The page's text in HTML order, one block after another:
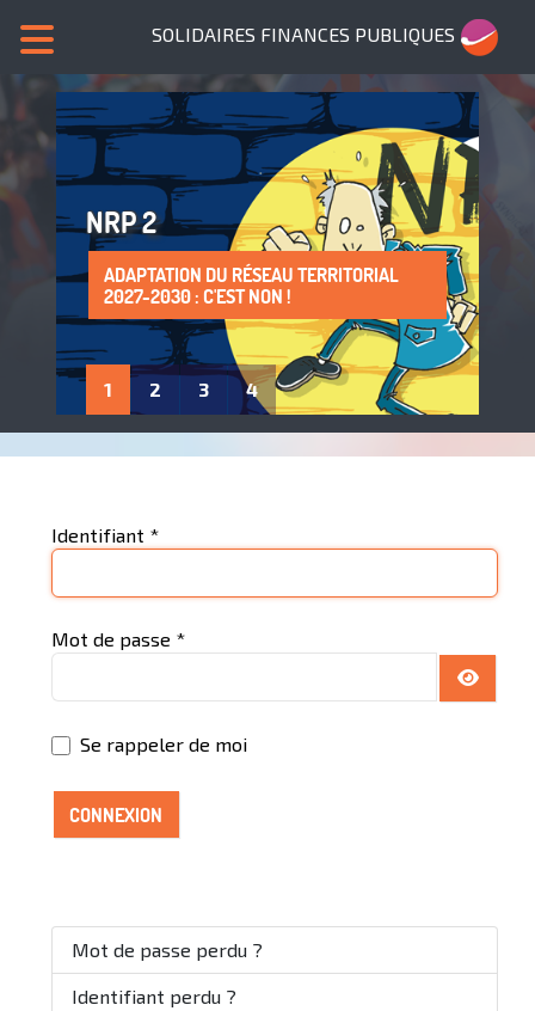
SOLIDAIRES FINANCES PUBLIQUES
NRP 2
ADAPTATION DU RÉSEAU TERRITORIAL
2027-2030 : C'EST NON !
SANS NOUS, PLUS DE SERVICES PUBLICS !
LA PROTECTION DE LA SANTÉ AU TRAVAIL
: UN DROIT À FAIRE VIVRE !
ADHÈRE À SOLIDAIRES FINANCES
PUBLIQUES
1 2 3 4
Identifiant *
Mot de passe *
Se rappeler de moi
CONNEXION
Mot de passe perdu ?
Identifiant perdu ?